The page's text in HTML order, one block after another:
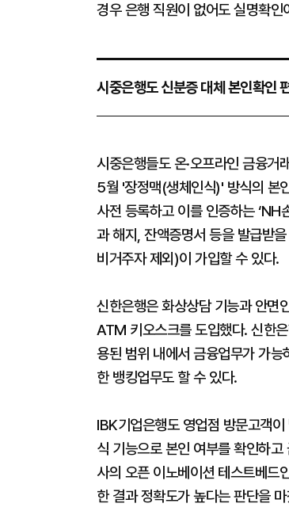
경우 은행 직원이 없어도 실명확인
시중은행도 신분증 대체 본인확인
시중은행들도 온·오프라인 금융
5월 '장정맥(생체인식)' 방식의 본
사전 등록하고 이를 인증하는 ‘NH
과 해지, 잔액증명서 등을 발급받
비거주자 제외)이 가입할 수 있다.
신한은행은 화상상담 기능과 안
ATM 키오스크를 도입했다. 신한
용된 범위 내에서 금융업무가 가
한 뱅킹업무도 할 수 있다.
IBK기업은행도 영업점 방문고객
식 기능으로 본인 여부를 확인하
사의 오픈 이노베이션 테스트베
한 결과 정확도가 높다는 판단을